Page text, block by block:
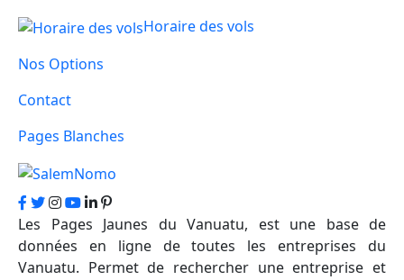
Horaire des vols
Nos Options
Contact
Pages Blanches
Les Pages Jaunes du Vanuatu, est une base de
données en ligne de toutes les entreprises du
Vanuatu. Permet de rechercher une entreprise et